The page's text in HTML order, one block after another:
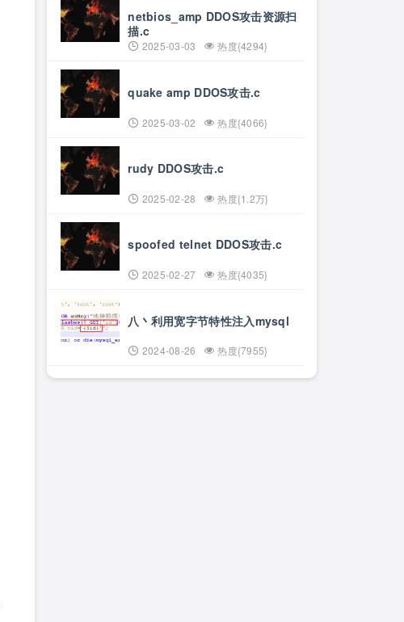
netbios_amp DDOS攻击资源扫
描.c
2025-03-03 热度{4294}
quake amp DDOS攻击.c
2025-03-02 热度{4066}
rudy DDOS攻击.c
2025-02-28 热度{1.2万}
spoofed telnet DDOS攻击.c
2025-02-27 热度{4035}
八丶利用宽字节特性注入mysql
2024-08-26 热度{7955}